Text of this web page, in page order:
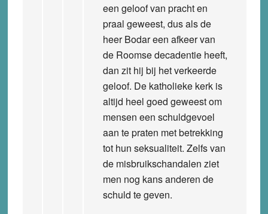
een geloof van pracht en
praal geweest, dus als de
heer Bodar een afkeer van
de Roomse decadentie heeft,
dan zit hij bij het verkeerde
geloof. De katholieke kerk is
altijd heel goed geweest om
mensen een schuldgevoel
aan te praten met betrekking
tot hun seksualiteit. Zelfs van
de misbruikschandalen ziet
men nog kans anderen de
schuld te geven.